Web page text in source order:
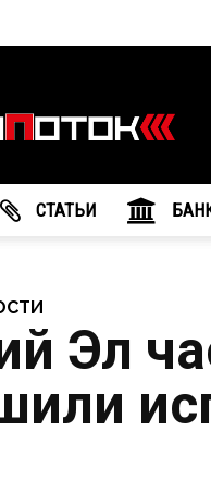
агентство
"МедиаПоток"
CТАТЬИ
Эл